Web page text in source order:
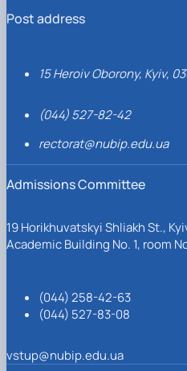
Post address
15 Heroiv Oborony, Kyiv,
(044) 527-82-42
rectorat@nubip.edu.ua
Admissions Committee
19 Horikhuvatskyi Shliakh St.,
Academic Building No. 1, room
(044) 258-42-63
(044) 527-83-08
vstup@nubip.edu.ua